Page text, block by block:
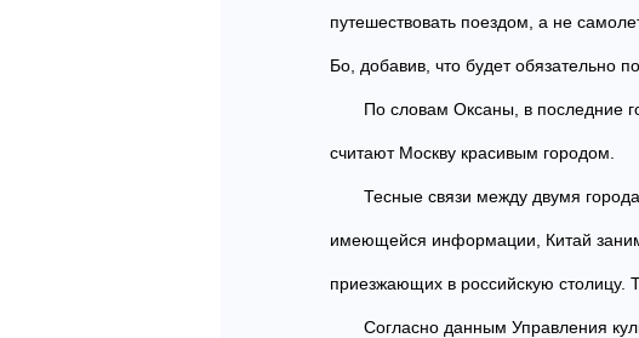
путешествовать поездом, а не
Бо, добавив, что будет обязательно
По словам Оксаны, в последние
считают Москву красивым городом.
Тесные связи между двумя
имеющейся информации, Китай
приезжающих в российскую столицу.
Согласно данным Управления